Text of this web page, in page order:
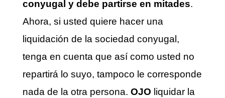
conyugal y debe partirse en mitades.
Ahora, si usted quiere hacer una
liquidación de la sociedad conyugal,
tenga en cuenta que así como usted no
repartirá lo suyo, tampoco le corresponde
nada de la otra persona. OJO liquidar la